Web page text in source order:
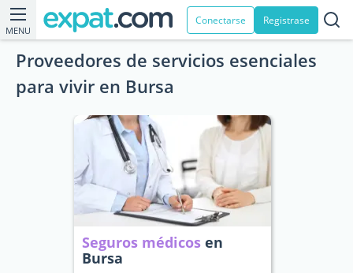
MENU
Conectarse Registrase
Proveedores de servicios esenciales
para vivir en Bursa
Seguros médicos en
Bursa